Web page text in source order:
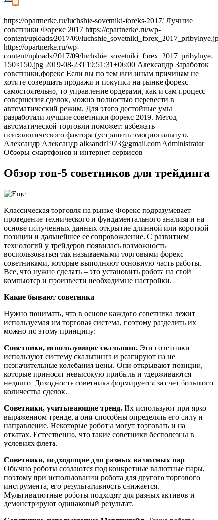
https://opartnerke.ru/luchshie-sovetniki-foreks-2017/ Лучшие
советники Форекс 2017 https://opartnerke.ru/wp-
content/uploads/2017/09/
https://opartnerke.ru/wp-
content/uploads/2017/09/luchshie_sovetniki_forex_2017_pribylnye-
150×150.jpg 2019-08-23T19:51:31+06:00 Александр Заработок
советники,форекс Если вы по тем или иным причинам не
хотите совершать продажи и покупки на рынке форекс
самостоятельно, то управление ордерами, как и сам процесс
совершения сделок, можно полностью перевести в
автоматический режим. Для этого достойные умы
разработали лучшие советники форекс 2019. Метод
автоматической торговли поможет: избежать
психологического фактора (устранить эмоциональную.
Александр Александр alksandr1973@gmail.com Administrator
Обзоры смартфонов и интернет сервисов
Обзор топ-5 советников для трейдинга
Классическая торговля на рынке Форекс подразумевает
проведение технического и фундаментального анализа и на
основе полученных данных открытие длинной или короткой
позиции и дальнейшее ее сопровождение. С развитием
технологий у трейдеров появилась возможность
воспользоваться так называемыми торговыми форекс
советниками, которые выполняют основную часть работы.
Все, что нужно сделать – это установить робота на свой
компьютер и произвести необходимые настройки.
Какие бывают советники
Нужно понимать, что в основе каждого советника лежит
используемая им торговая система, поэтому разделить их
можно по этому принципу:
Советники, использующие скальпинг. Эти советники
используют систему скальпинга и реагируют на не
незначительные колебания цены. Они открывают позиции,
которые приносят невысокую прибыль и удерживаются
недолго. Доходность советника формируется за счет большого
количества сделок.
Советники, учитывающие тренд. Их используют при ярко
выраженном тренде, а они способны определять его силу и
направление. Некоторые роботы могут торговать и на
откатах. Естественно, что такие советники бесполезны в
условиях флета.
Советники, подходящие для разных валютных пар.
Обычно роботы создаются под конкретные валютные пары,
поэтому при использовании робота для другого торгового
инструмента, его результативность снижается.
Мультивалютные роботы подходят для разных активов и
демонстрируют одинаковый результат.